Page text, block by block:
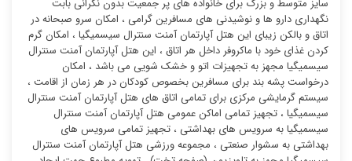
سایز متوسط و بزرگ برای خانواده های پر جمعیت بدون نگرانی بابت
نگهداری دارو ها و نوشیدنی های مسافرین گرامی ، امکان سرو صبحانه در
اتاق و بالکن زیبای این هتل آپارتمان آمنت سنترال سیسمیگیا ، امکان گرم
کردن غذای خود با ماکروفر داخل هر اتاق ، این هتل آپارتمان آمنت سنترال
سیسمیگیا مجهز به تجهیزات اتو و خشک شویی می باشد ، امکان
درخواست پشه بند برای مسافرین بخصوص کودکان در هر زمان از اقامت ،
سیستم گرمایشی مرکزی برای تمامی اتاق های هتل آپارتمان آمنت سنترال
سیسمیگیا ، تجهیز تمامی اماکن عمومی هتل آپارتمان آمنت سنترال
سیسمیگیا به سرویس های بهداشتی ، تجهیز تمامی سرویس های
بهداشتی به سشوار صنعتی ، مجموعه ورزشی هتل آپارتمان آمنت سنترال